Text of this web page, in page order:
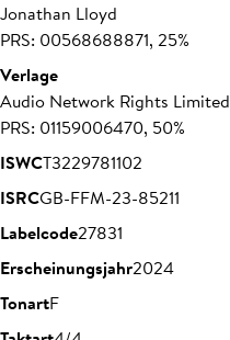
Jonathan Lloyd
PRS: 00568688871, 25%
Verlage
Audio Network Rights Limited
PRS: 01159006470, 50%
ISWCT3229781102
ISRCGB-FFM-23-85211
Labelcode27831
Erscheinungsjahr2024
TonartF